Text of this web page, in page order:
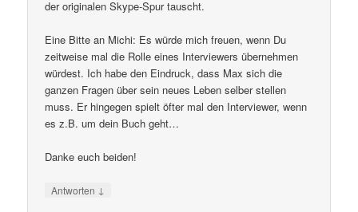
der originalen Skype-Spur tauscht.
Eine Bitte an Michi: Es würde mich freuen, wenn Du
zeitweise mal die Rolle eines Interviewers übernehmen
würdest. Ich habe den Eindruck, dass Max sich die
ganzen Fragen über sein neues Leben selber stellen
muss. Er hingegen spielt öfter mal den Interviewer, wenn
es z.B. um dein Buch geht…
Danke euch beiden!
Antworten ↓